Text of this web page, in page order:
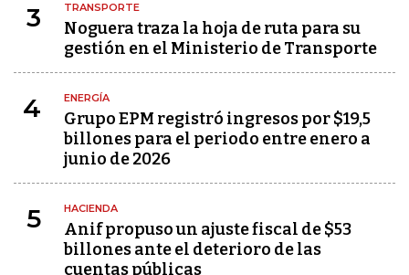
3 TRANSPORTE
Noguera traza la hoja de ruta para su
gestión en el Ministerio de Transporte
4 ENERGÍA
Grupo EPM registró ingresos por $19,5
billones para el periodo entre enero a
junio de 2026
5 HACIENDA
Anif propuso un ajuste fiscal de $53
billones ante el deterioro de las
cuentas públicas